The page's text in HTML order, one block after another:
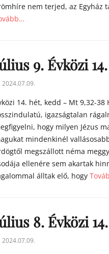
nem terjed, az Egyház
9. Évközi
2024.07.09.
14. hét, kedd – Mt 9,32-38
igazságtalan
hogy milyen Jézus
mindenkinél
megszállott néma
ellenére sem akartak
álltak elő, hogy
8. Évközi
2024.07.09.